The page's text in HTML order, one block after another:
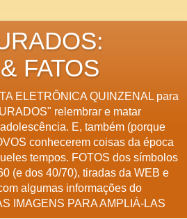
FATOS
ELETRÔNICA QUINZENAL para
relembrar e matar
E, também (porque
conhecerem coisas da época
tempos. FOTOS dos símbolos
(e dos 40/70), tiradas da WEB e
algumas informações do
IMAGENS PARA AMPLIÁ-LAS